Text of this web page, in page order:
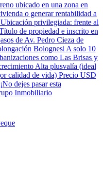
ubicado en una zona en
o generar rentabilidad a
privilegiada: frente al
de propiedad e inscrito en
de Av. Pedro Cieza de
Bolognesi A solo 10
como Las Brisas y
Alta plusvalía (ideal
calidad de vida) Precio USD
dejes pasar esta
Inmobiliario